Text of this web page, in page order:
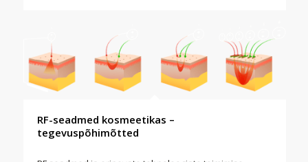
RF-seadmed kosmeetikas –
tegevuspõhimõtted